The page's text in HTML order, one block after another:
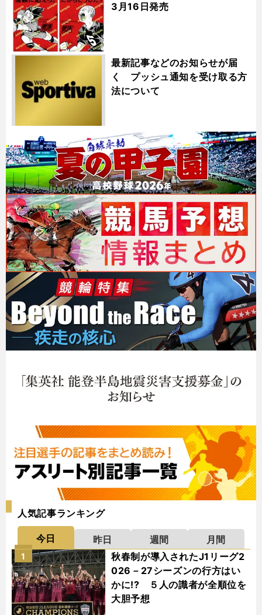
3月16日発売
最新記事などのお知らせが届
く プッシュ通知を受け取る方
法について
人気記事ランキング
今日 昨日 週間
月間
秋春制が導入されたJ1リーグ2
026－27シーズンの行方はい
かに!? ５人の識者が全順位を
大胆予想
1